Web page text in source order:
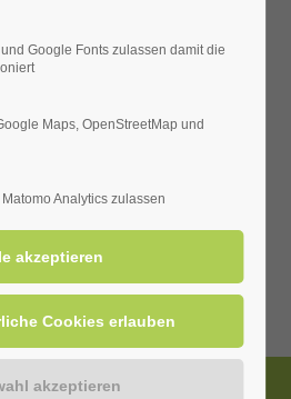
Deko
1 – 2 Stunden
Google Fonts zulassen damit die
Maps, OpenStreetMap und
Analytics zulassen